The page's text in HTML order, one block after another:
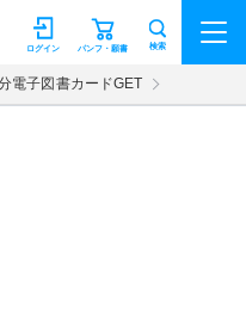
パンフ・願書
ログイン 検索
電子図書カードGET